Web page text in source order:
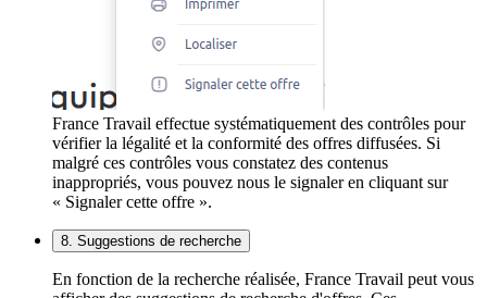
France Travail effectue systématiquement des contrôles pour
vérifier la légalité et la conformité des offres diffusées. Si
malgré ces contrôles vous constatez des contenus
inappropriés, vous pouvez nous le signaler en cliquant sur
« Signaler cette offre ».
8. Suggestions de recherche
En fonction de la recherche réalisée, France Travail peut vous